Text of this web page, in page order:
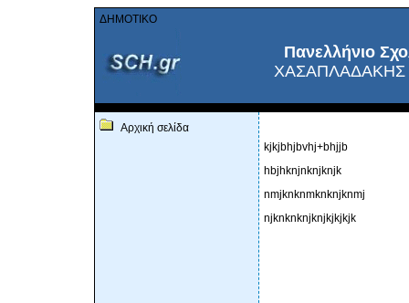
ΔΗΜΟΤΙΚΟ
Πανελλήνιο
ΧΑΣΑΠΛΑΔΑΚΗΣ
Αρχική σελίδα
kjkjbhjbvhj+bhjjb
hbjhknjnknjknjk
nmjknknmknknjknmj
njknknknjknjkjkjkjk